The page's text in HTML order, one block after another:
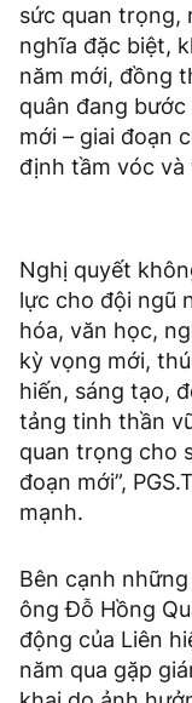
sức quan trọng,
nghĩa đặc biệt,
năm mới, đồng
quân đang
mới – giai đoạn
định tầm vóc và
Nghị quyết
lực cho đội ngũ
hóa, văn học,
kỳ vọng mới,
hiến, sáng tạo,
tảng tinh thần
quan trọng cho
đoạn mới”,
mạnh.
Bên cạnh
ông Đỗ Hồng
động của Liên
năm qua gặp